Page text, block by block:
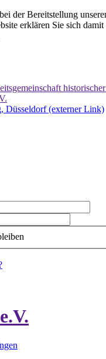
der Bereitstellung
erklären Sie sich damit
Düsseldorf (externer Link)